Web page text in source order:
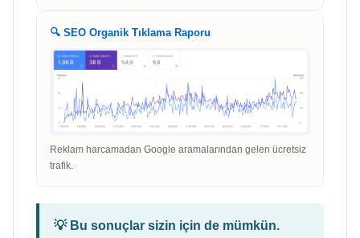
🔍 SEO Organik Tıklama Raporu
Reklam harcamadan Google aramalarından gelen ücretsiz
trafik.
💡 Bu sonuçlar sizin için de mümkün.